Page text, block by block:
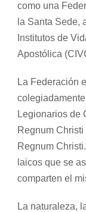
como una
la Santa Sede,
Institutos de
Apostólica
La Federación
Legionarios de
Regnum
Regnum
laicos que se
comparten el
La naturaleza,